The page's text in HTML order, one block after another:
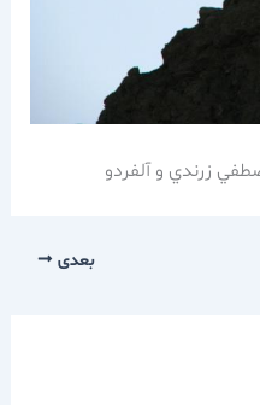
زرندي و آلفردو
بعدی